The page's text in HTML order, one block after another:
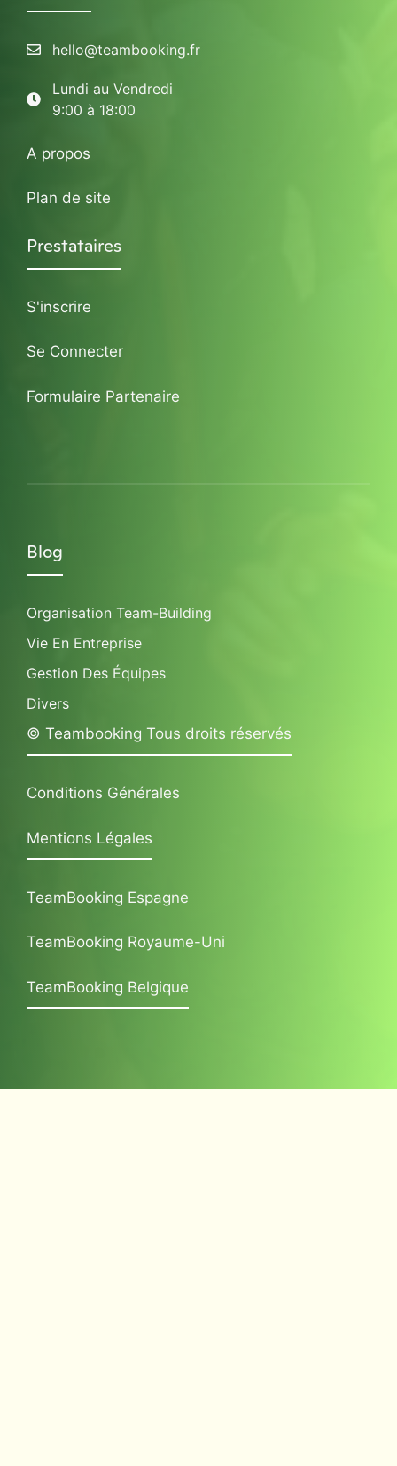
hello@teambooking.fr
Lundi au Vendredi
9:00 à 18:00
A propos
Plan de site
Prestataires
S'inscrire
Se Connecter
Formulaire Partenaire
Blog
Organisation Team-Building
Vie En Entreprise
Gestion Des Équipes
Divers
© Teambooking Tous droits réservés
Conditions Générales
Mentions Légales
TeamBooking Espagne
TeamBooking Royaume-Uni
TeamBooking Belgique